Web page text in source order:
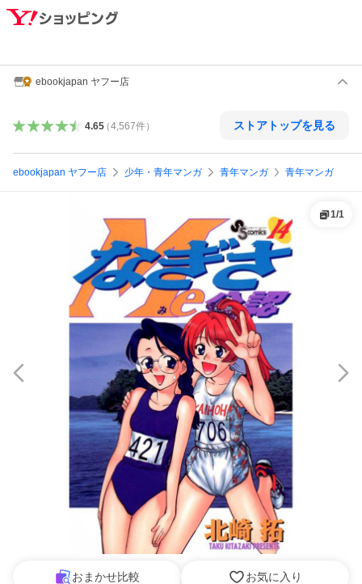
ebookjapan ヤフー店
4.65（4,567件） ストアトップを見る
ebookjapan ヤフー店 少年・青年マンガ 青年マンガ 青年マンガ
1/1
おまかせ比較 お気に入り